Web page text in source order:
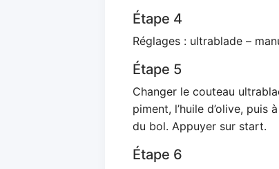
Étape 4
Réglages : ultrablade –
Étape 5
Changer le couteau
piment, l’huile d’olive, puis
du bol. Appuyer sur start.
Étape 6